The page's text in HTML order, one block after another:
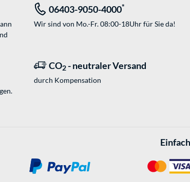
06403-9050-4000*
Wir sind von Mo.-Fr. 08:00-18Uhr für Sie da!
CO2 - neutraler Versand
durch Kompensation